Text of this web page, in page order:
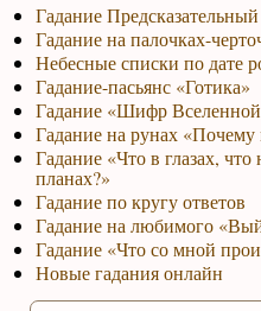
Гадание Предсказательный
Гадание на палочках-
Небесные списки по дате
Гадание-пасьянс «Готика»
Гадание «Шифр
Гадание на рунах «Почему
Гадание «Что в глазах,
планах?»
Гадание по кругу ответов
Гадание на любимого
Гадание «Что со мной
Новые гадания онлайн